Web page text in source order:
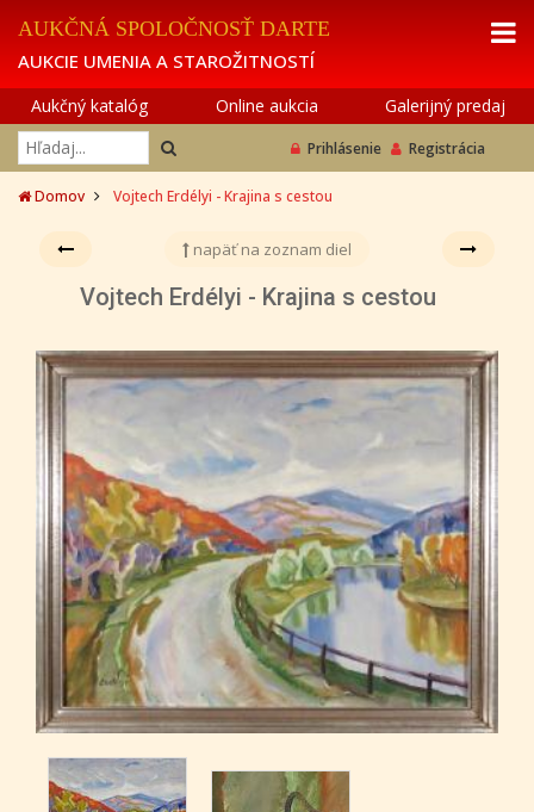
AUKČNÁ SPOLOČNOSŤ DARTE
AUKCIE UMENIA A STAROŽITNOSTÍ
Aukčný katalóg Online aukcia Galerijný predaj
Prihlásenie Registrácia
Domov Vojtech Erdélyi - Krajina s cestou
napäť na zoznam diel
Vojtech Erdélyi - Krajina s cestou